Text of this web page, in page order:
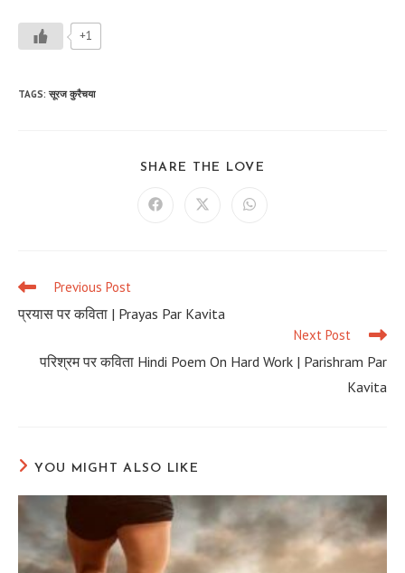
+1
TAGS: सूरज कुरैचया
SHARE THE LOVE
Opens Opens Opens
Read
articles
Previous Post
प्रयास पर कविता | Prayas Par Kavita
Next Post
परिश्रम पर कविता Hindi Poem On Hard Work | Parishram Par
Kavita
YOU MIGHT ALSO LIKE